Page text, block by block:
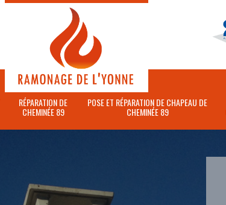
RÉPARATION DE
CHEMINÉE 89
POSE ET RÉPARATION DE CHAPEAU DE
CHEMINÉE 89